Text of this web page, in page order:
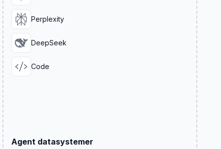
Perplexity
DeepSeek
Code
Agent datasystemer